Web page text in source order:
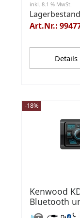
inkl. 8.1 % MwSt.
Art.Nr.:
Details
-18%
Kenwood
Bluetooth
voice service